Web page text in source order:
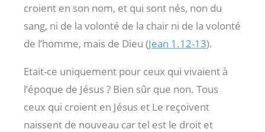
croient en son nom, et qui sont nés, non du
sang, ni de la volonté de la chair ni de la volonté
de l’homme, mais de Dieu (Jean 1.12-13).
Etait-ce uniquement pour ceux qui vivaient à
l’époque de Jésus ? Bien sûr que non. Tous
ceux qui croient en Jésus et Le reçoivent
naissent de nouveau car tel est le droit et